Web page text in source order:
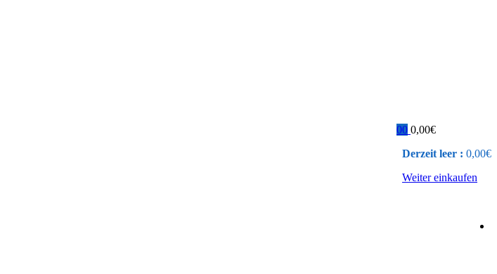
0 0,00€
Derzeit leer : 0,00€
Weiter einkaufen
0